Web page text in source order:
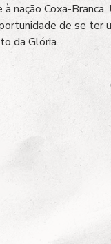
nação Coxa-
de se ter
da Glória.